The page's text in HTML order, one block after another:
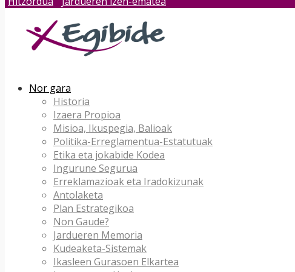
Nor gara
Historia
Izaera Propioa
Misioa, Ikuspegia, Balioak
Politika-Erreglamentua-Estatutuak
Etika eta jokabide Kodea
Ingurune Segurua
Erreklamazioak eta Iradokizunak
Antolaketa
Plan Estrategikoa
Non Gaude?
Jardueren Memoria
Kudeaketa-Sistemak
Ikasleen Gurasoen Elkartea